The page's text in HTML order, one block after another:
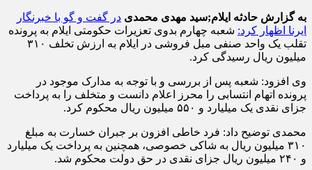
به گزارش حادثه ایلام;سید مهدی محمدی در گفت و گو با خبرنگار
ایرنا اظهار کرد: شعبه چهارم بدوی تعزیرات حکومتی ایلام به پرونده
تقلب یک واحد صنفی مبل فروشی در ایلام به ارزش تخلف ۳۱۰
میلیون ریال رسیدگی کرد.
وی افزود: شعبه پس از بررسی و با توجه به مدارک موجود در
پرونده اتهام انتسابی را محرز اعلام دانست و متخلف را به پرداخت
جزای نقدی یک میلیارد و ۵۵۰ میلیون ریال محکوم کرد.
محمدی توضیح داد: فرد خاطی افزون بر جبران خسارت به مبلغ
۳۱۰ میلیون ریال به شاکی خصوصی، همچنین به پرداخت یک میلیارد
و ۲۴۰ میلیون ریال جزای نقدی در حق دولت محکوم شد.